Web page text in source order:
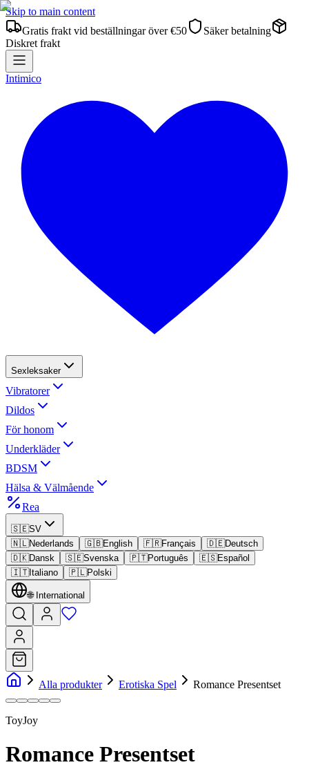
Skip to main content
Gratis frakt vid beställningar över €50
Säker betalning
Diskret frakt
Intimico
Sexleksaker
Vibratorer
Dildos
För honom
Underkläder
BDSM
Hälsa & Välmående
Rea
🇸🇪SV
🇳🇱Nederlands 🇬🇧English 🇫🇷Français 🇩🇪Deutsch
🇩🇰Dansk 🇸🇪Svenska 🇵🇹Português 🇪🇸Español
🇮🇹Italiano 🇵🇱Polski
🌐 International
Alla produkter Erotiska Spel Romance Presentset
ToyJoy
Romance Presentset